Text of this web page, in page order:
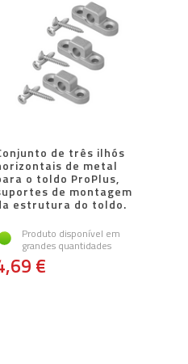
de três ilhós
de metal
o toldo ProPlus,
de montagem
estrutura do toldo.
Produto disponível em
grandes quantidades
€